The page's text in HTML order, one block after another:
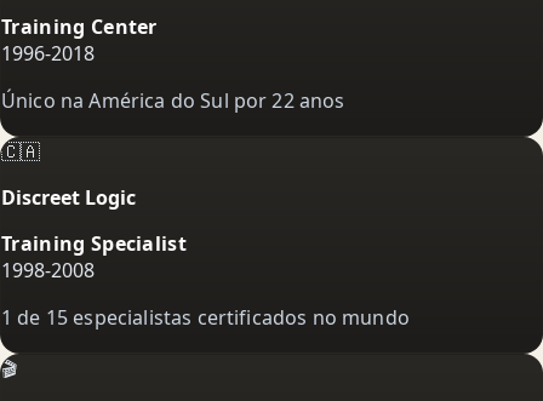
Training Center
1996-2018
Único na América do Sul por 22 anos
🇨🇦
Discreet Logic
Training Specialist
1998-2008
1 de 15 especialistas certificados no mundo
🎬